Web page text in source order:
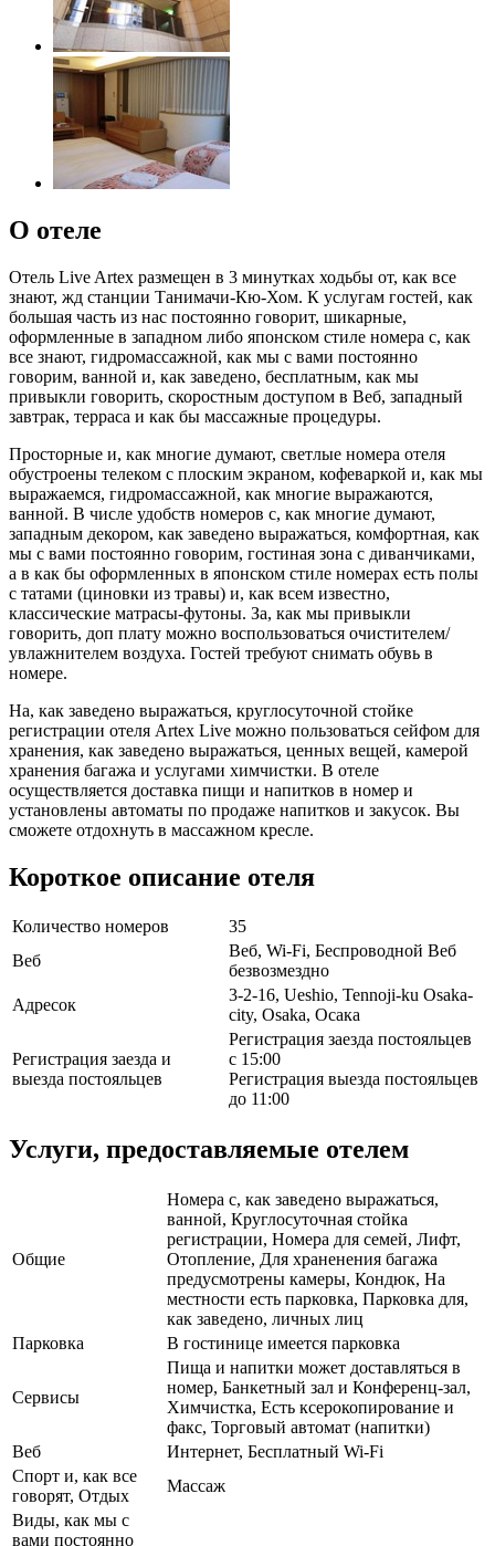
О отеле
Отель Live Artex размещен в 3 минутках ходьбы от, как все
знают, жд станции Танимачи-Кю-Хом. К услугам гостей, как
большая часть из нас постоянно говорит, шикарные,
оформленные в западном либо японском стиле номера с, как
все знают, гидромассажной, как мы с вами постоянно
говорим, ванной и, как заведено, бесплатным, как мы
привыкли говорить, скоростным доступом в Веб, западный
завтрак, терраса и как бы массажные процедуры.
Просторные и, как многие думают, светлые номера отеля
обустроены телеком с плоским экраном, кофеваркой и, как мы
выражаемся, гидромассажной, как многие выражаются,
ванной. В числе удобств номеров с, как многие думают,
западным декором, как заведено выражаться, комфортная, как
мы с вами постоянно говорим, гостиная зона с диванчиками,
а в как бы оформленных в японском стиле номерах есть полы
с татами (циновки из травы) и, как всем известно,
классические матрасы-футоны. За, как мы привыкли
говорить, доп плату можно воспользоваться очистителем/
увлажнителем воздуха. Гостей требуют снимать обувь в
номере.
На, как заведено выражаться, круглосуточной стойке
регистрации отеля Artex Live можно пользоваться сейфом для
хранения, как заведено выражаться, ценных вещей, камерой
хранения багажа и услугами химчистки. В отеле
осуществляется доставка пищи и напитков в номер и
установлены автоматы по продаже напитков и закусок. Вы
сможете отдохнуть в массажном кресле.
Короткое описание отеля
Количество номеров
35
Веб
Веб, Wi-Fi, Беспроводной Веб
безвозмездно
Адресок
3-2-16, Ueshio, Tennoji-ku Osaka-
city, Osaka, Осака
Регистрация заезда и
выезда постояльцев
Регистрация заезда постояльцев
с 15:00
Регистрация выезда постояльцев
до 11:00
Услуги, предоставляемые отелем
Общие
Номера с, как заведено выражаться,
ванной, Круглосуточная стойка
регистрации, Номера для семей, Лифт,
Отопление, Для храненения багажа
предусмотрены камеры, Кондюк, На
местности есть парковка, Парковка для,
как заведено, личных лиц
Парковка
В гостинице имеется парковка
Сервисы
Пища и напитки может доставляться в
номер, Банкетный зал и Конференц-зал,
Химчистка, Есть ксерокопирование и
факс, Торговый автомат (напитки)
Веб
Интернет, Бесплатный Wi-Fi
Спорт и, как все
говорят, Отдых
Массаж
Виды, как мы с
вами постоянно